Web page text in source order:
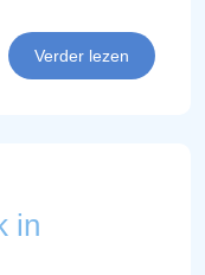
Verder lezen
in